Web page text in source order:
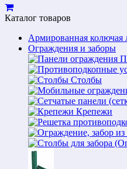
Каталог товаров
Армированная
Ограждения и заборы
Столбы
Крепежи